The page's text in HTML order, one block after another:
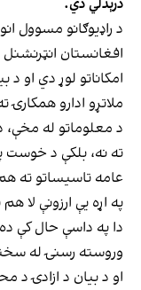
افغانستان
امکاناتو لوړ دي او د
ملاتړو ادارو همکارۍ
د معلوماتو له مخې،
ته نه، بلکې د خوست
عامه تاسیساتو ته هم
په اړه یې ارزونې لا
دا په داسې حال کې
وروسته رسنۍ له
او د بیان د ازادۍ د